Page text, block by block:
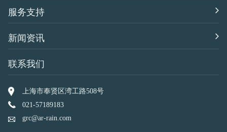
服务支持
新闻资讯
联系我们
上海市奉贤区湾工路508号
021-57189183
grc@ar-rain.com